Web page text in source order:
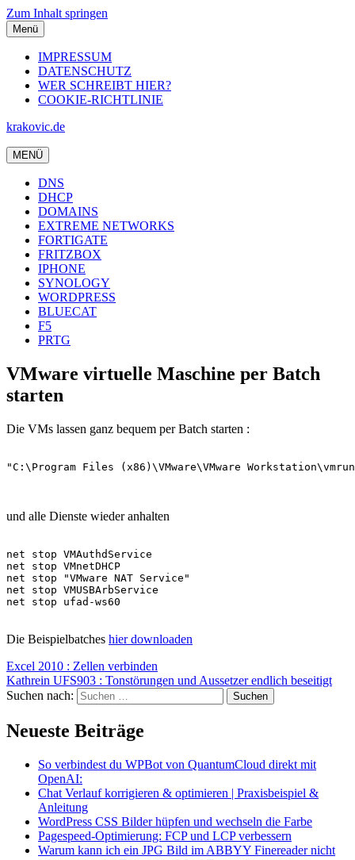
Zum Inhalt springen
Menü
IMPRESSUM
DATENSCHUTZ
WER SCHREIBT HIER?
COOKIE-RICHTLINIE
krakovic.de
MENÜ
DNS
DHCP
DOMAINS
EXTREME NETWORKS
FORTIGATE
FRITZBOX
IPHONE
SYNOLOGY
WORDPRESS
BLUECAT
F5
PRTG
VMware virtuelle Maschine per Batch
starten
Die VMs lassen ganz bequem per Batch starten :
"C:\Program Files (x86)\VMware\VMware
und alle Dienste wieder anhalten
net stop VMAuthdService
net stop VMnetDHCP
net stop "VMware NAT Service"
net stop VMUSBArbService
net stop ufad-ws60
Die Beispielbatches hier downloaden
Excel 2010 : Zellen verbinden
Kathrein UFS903 : Tonstörungen und Aussetzer endlich beseitigt
Suchen nach:
Neueste Beiträge
So verbindest du WPBot von QuantumCloud direkt mit
OpenAI:
Chat Verlauf korrigieren & optimieren | Praxisbeispiel &
Anleitung
WordPress CSS Bilder hüpfen und wechseln die Farbe
Pagespeed-Optimierung: FCP und LCP verbessern
Warum kann ich ein JPG Bild im ABBYY Finereader nicht